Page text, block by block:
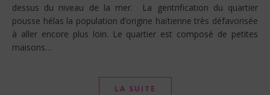
dessus du niveau de la mer. La gentrification du quartier
pousse hélas la population d’origine haïtienne très défavorisée
à aller encore plus loin. Le quartier est composé de petites
maisons…
LA SUITE